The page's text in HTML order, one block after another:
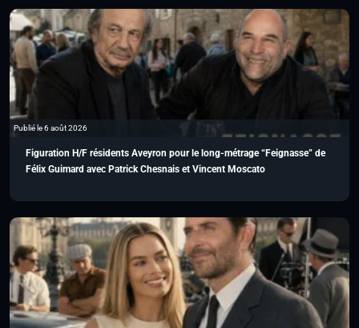
Publié le 6 août 2026
Figuration H/F résidents Aveyron pour le long-métrage “Feignasse” de
Félix Guimard avec Patrick Chesnais et Vincent Moscato